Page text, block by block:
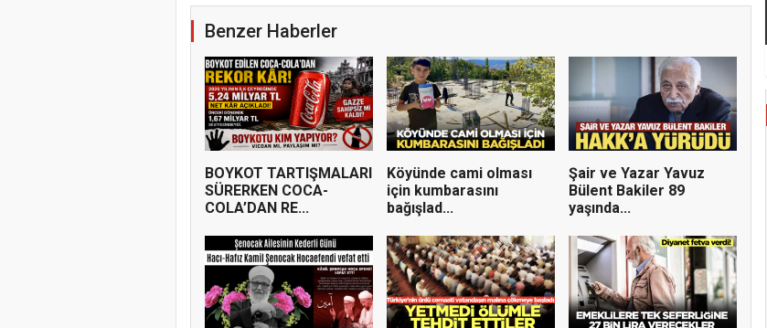
Benzer Haberler
BOYKOT TARTIŞMALARI
SÜRERKEN COCA-
COLA’DAN RE...
Köyünde cami olması
için kumbarasını
bağışlad...
Şair ve Yazar Yavuz
Bülent Bakiler 89
yaşında...